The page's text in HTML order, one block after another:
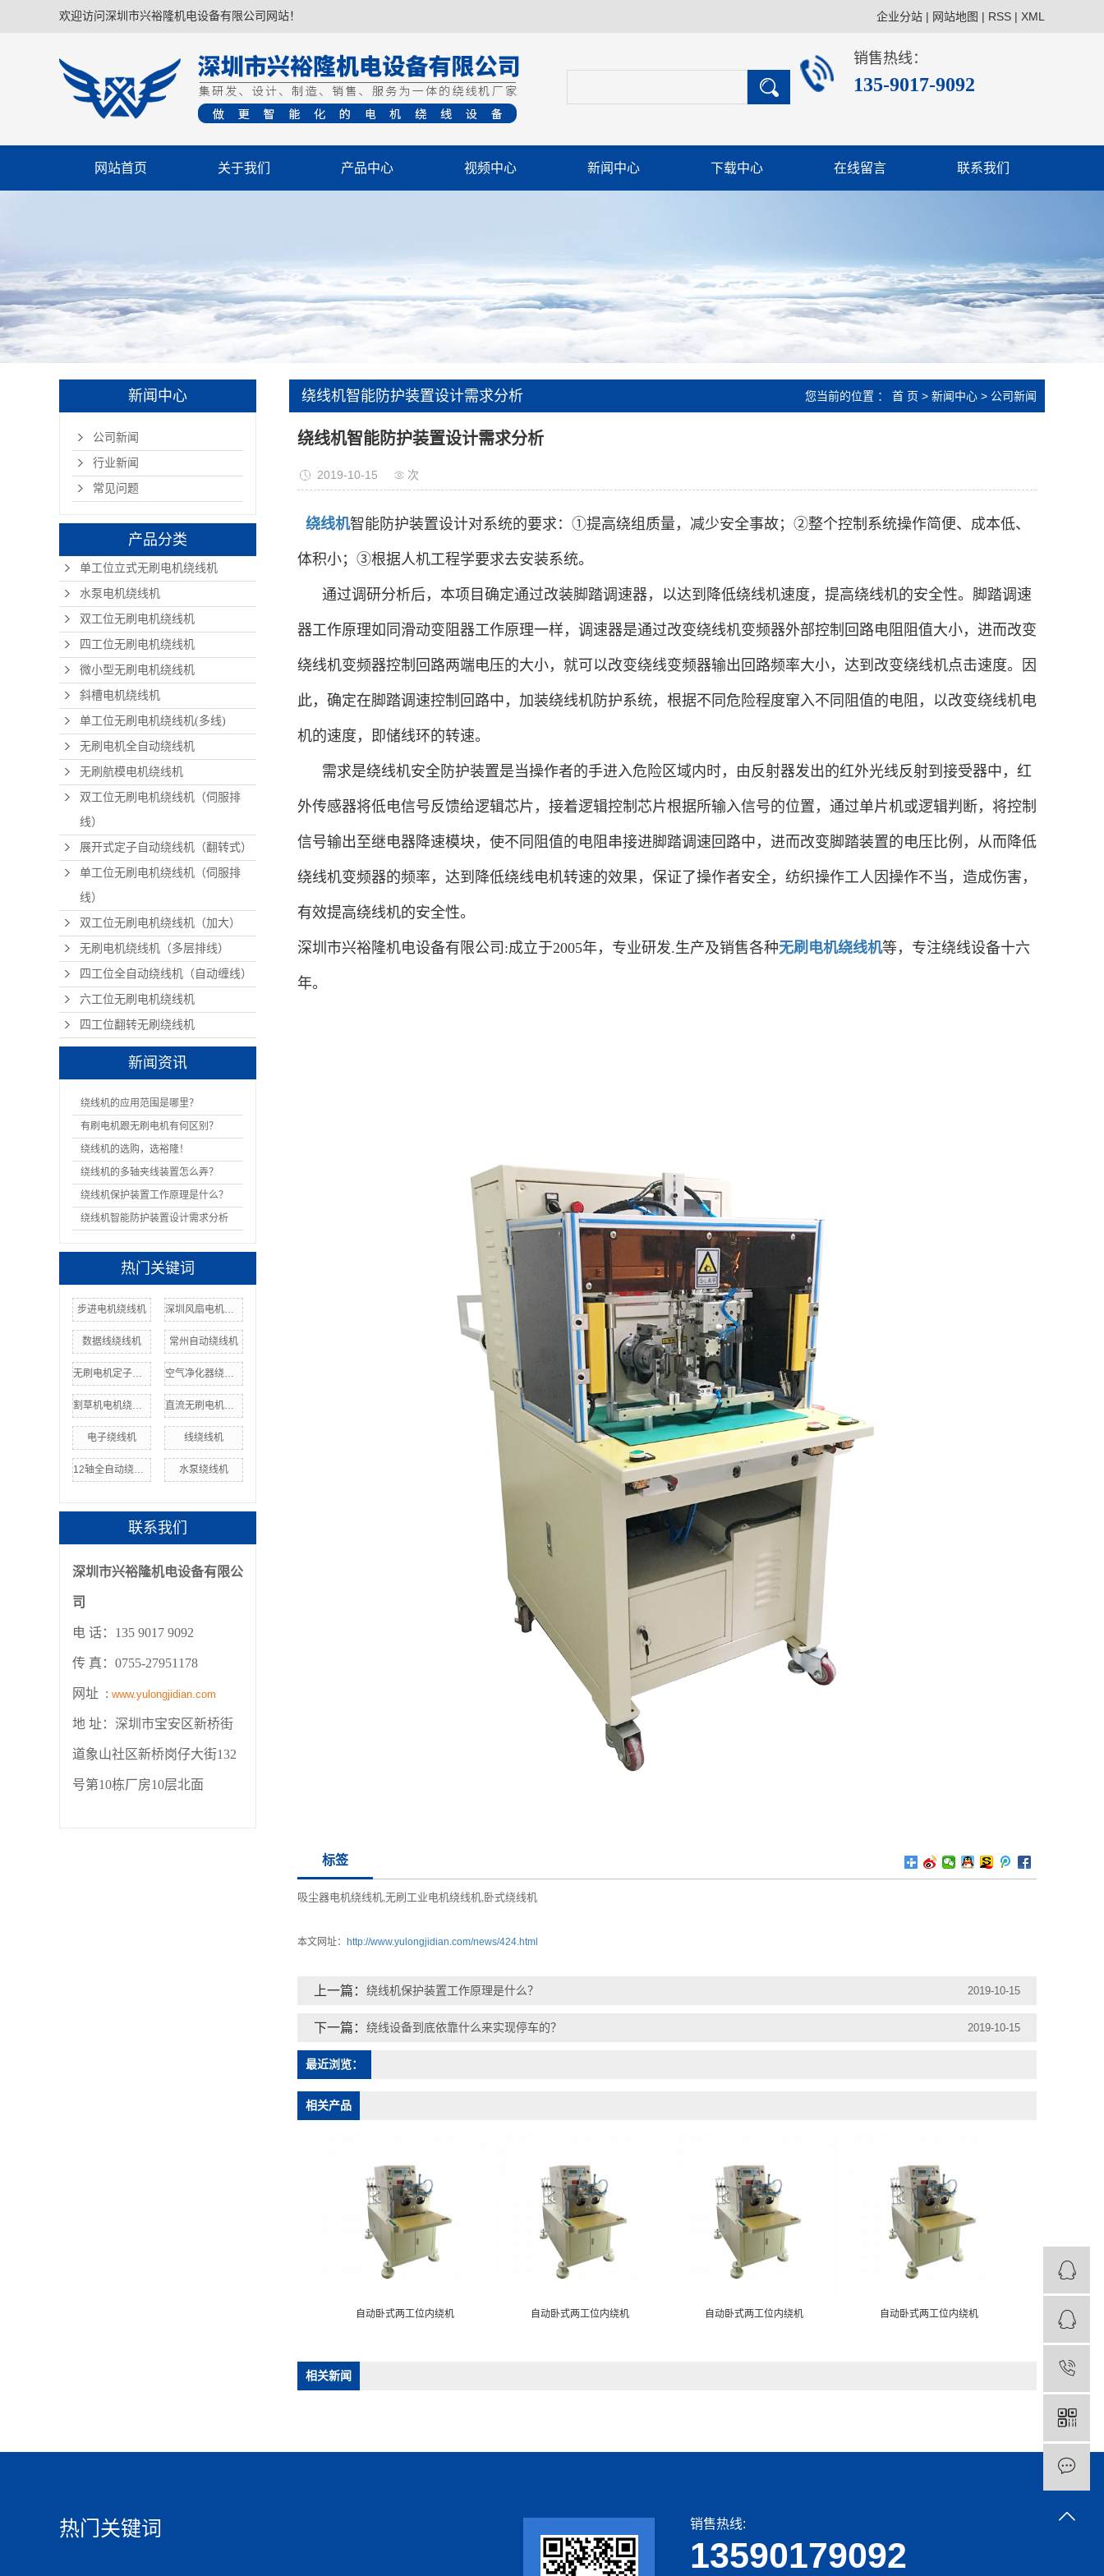
欢迎访问深圳市兴裕隆机电设备有限公司网站！ 企业分站 | 网站地图 | RSS | XML
销售热线：
135-9017-9092
网站首页 关于我们 产品中心 视频中心 新闻中心 下载中心 在线留言 联系我们
新闻中心
公司新闻
行业新闻
常见问题
产品分类
单工位立式无刷电机绕线机
水泵电机绕线机
双工位无刷电机绕线机
四工位无刷电机绕线机
微小型无刷电机绕线机
斜槽电机绕线机
单工位无刷电机绕线机(多线)
无刷电机全自动绕线机
无刷航模电机绕线机
双工位无刷电机绕线机（伺服排
线）
展开式定子自动绕线机（翻转式）
单工位无刷电机绕线机（伺服排
线）
双工位无刷电机绕线机（加大）
无刷电机绕线机（多层排线）
四工位全自动绕线机（自动缠线）
六工位无刷电机绕线机
四工位翻转无刷绕线机
新闻资讯
绕线机的应用范围是哪里？
有刷电机跟无刷电机有何区别？
绕线机的选购，选裕隆！
绕线机的多轴夹线装置怎么弄？
绕线机保护装置工作原理是什么？
绕线机智能防护装置设计需求分析
热门关键词
步进电机绕线机 深圳风扇电机绕线机
数据线绕线机 常州自动绕线机
无刷电机定子绕线机 空气净化器绕线机
割草机电机绕线机 直流无刷电机绕线机
电子绕线机 线绕线机
12轴全自动绕线机 水泵绕线机
联系我们
深圳市兴裕隆机电设备有限公
司
电 话：135 9017 9092
传 真：0755-27951178
网址 : www.yulongjidian.com
地 址：深圳市宝安区新桥街
道象山社区新桥岗仔大街132
号第10栋厂房10层北面
绕线机智能防护装置设计需求分析 您当前的位置 ： 首 页 > 新闻中心 > 公司新闻
绕线机智能防护装置设计需求分析
2019-10-15 次
绕线机智能防护装置设计对系统的要求：①提高绕组质量，减少安全事故；②整个控制系统操作简便、成本低、
体积小；③根据人机工程学要求去安装系统。
通过调研分析后，本项目确定通过改装脚踏调速器，以达到降低绕线机速度，提高绕线机的安全性。脚踏调速
器工作原理如同滑动变阻器工作原理一样，调速器是通过改变绕线机变频器外部控制回路电阻阻值大小，进而改变
绕线机变频器控制回路两端电压的大小，就可以改变绕线变频器输出回路频率大小，达到改变绕线机点击速度。因
此，确定在脚踏调速控制回路中，加装绕线机防护系统，根据不同危险程度窜入不同阻值的电阻，以改变绕线机电
机的速度，即储线环的转速。
需求是绕线机安全防护装置是当操作者的手进入危险区域内时，由反射器发出的红外光线反射到接受器中，红
外传感器将低电信号反馈给逻辑芯片，接着逻辑控制芯片根据所输入信号的位置，通过单片机或逻辑判断，将控制
信号输出至继电器降速模块，使不同阻值的电阻串接进脚踏调速回路中，进而改变脚踏装置的电压比例，从而降低
绕线机变频器的频率，达到降低绕线电机转速的效果，保证了操作者安全，纺织操作工人因操作不当，造成伤害，
有效提高绕线机的安全性。
深圳市兴裕隆机电设备有限公司:成立于2005年，专业研发.生产及销售各种无刷电机绕线机等，专注绕线设备十六
年。
标签
吸尘器电机绕线机,无刷工业电机绕线机,卧式绕线机
本文网址： http://www.yulongjidian.com/news/424.html
上一篇： 绕线机保护装置工作原理是什么？ 2019-10-15
下一篇： 绕线设备到底依靠什么来实现停车的？ 2019-10-15
最近浏览：
相关产品
自动卧式两工位内绕机 自动卧式两工位内绕机 自动卧式两工位内绕机 自动卧式两工位内绕机 自动卧式
相关新闻
热门关键词 销售热线:
13590179092